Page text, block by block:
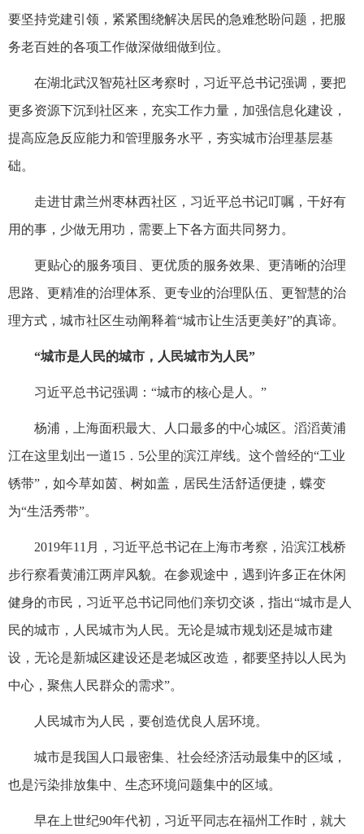
要坚持党建引领，紧紧围绕解决居民的急难愁盼问题，把服
务老百姓的各项工作做深做细做到位。
在湖北武汉智苑社区考察时，习近平总书记强调，要把
更多资源下沉到社区来，充实工作力量，加强信息化建设，
提高应急反应能力和管理服务水平，夯实城市治理基层基
础。
走进甘肃兰州枣林西社区，习近平总书记叮嘱，干好有
用的事，少做无用功，需要上下各方面共同努力。
更贴心的服务项目、更优质的服务效果、更清晰的治理
思路、更精准的治理体系、更专业的治理队伍、更智慧的治
理方式，城市社区生动阐释着“城市让生活更美好”的真谛。
“城市是人民的城市，人民城市为人民”
习近平总书记强调：“城市的核心是人。”
杨浦，上海面积最大、人口最多的中心城区。滔滔黄浦
江在这里划出一道15．5公里的滨江岸线。这个曾经的“工业
锈带”，如今草如茵、树如盖，居民生活舒适便捷，蝶变
为“生活秀带”。
2019年11月，习近平总书记在上海市考察，沿滨江栈桥
步行察看黄浦江两岸风貌。在参观途中，遇到许多正在休闲
健身的市民，习近平总书记同他们亲切交谈，指出“城市是人
民的城市，人民城市为人民。无论是城市规划还是城市建
设，无论是新城区建设还是老城区改造，都要坚持以人民为
中心，聚焦人民群众的需求”。
人民城市为人民，要创造优良人居环境。
城市是我国人口最密集、社会经济活动最集中的区域，
也是污染排放集中、生态环境问题集中的区域。
早在上世纪90年代初，习近平同志在福州工作时，就大